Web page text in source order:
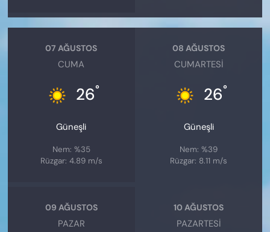
07 AĞUSTOS
CUMA
26°
Güneşli
Nem: %35
Rüzgar: 4.89 m/s
08 AĞUSTOS
CUMARTESI
26°
Güneşli
Nem: %39
Rüzgar: 8.11 m/s
09 AĞUSTOS
PAZAR
10 AĞUSTOS
PAZARTESI